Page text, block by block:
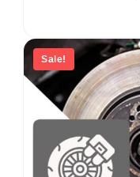
Sale!